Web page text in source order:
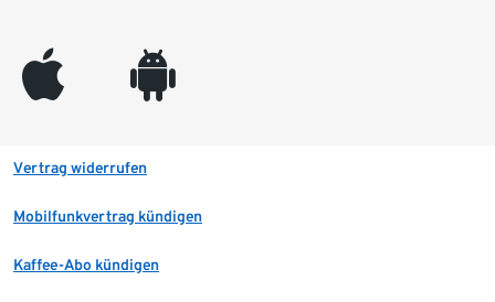
appleinc android
Vertrag widerrufen
Mobilfunkvertrag kündigen
Kaffee-Abo kündigen